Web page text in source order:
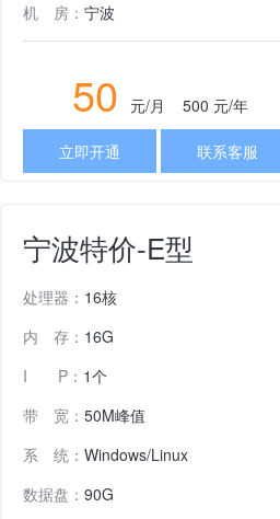
机 房： 宁波
50 元/月 500 元/年
立即开通 联系客服
宁波特价-E型
处理器： 16核
内 存： 16G
I P： 1个
带 宽： 50M峰值
系 统： Windows/Linux
数据盘： 90G